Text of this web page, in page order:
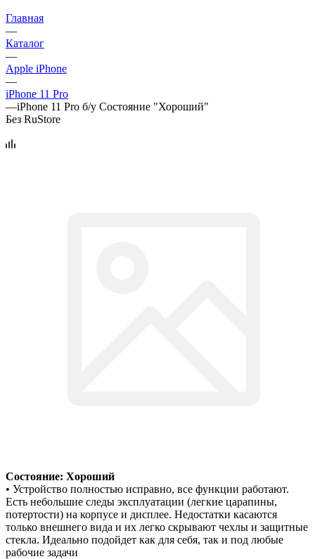
Главная
—
Каталог
—
Apple iPhone
—
iPhone 11 Pro
—iPhone 11 Pro б/у Состояние "Хороший"
Без RuStore
Состояние: Хороший
• Устройство полностью исправно, все функции работают.
Есть небольшие следы эксплуатации (легкие царапины,
потертости) на корпусе и дисплее. Недостатки касаются
только внешнего вида и их легко скрывают чехлы и защитные
стекла. Идеально подойдет как для себя, так и под любые
рабочие задачи